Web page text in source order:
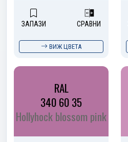
ЗАПАЗИ СРАВНИ
ВИЖ ЦВЕТА
RAL
340 60 35
Hollyhock blossom pink